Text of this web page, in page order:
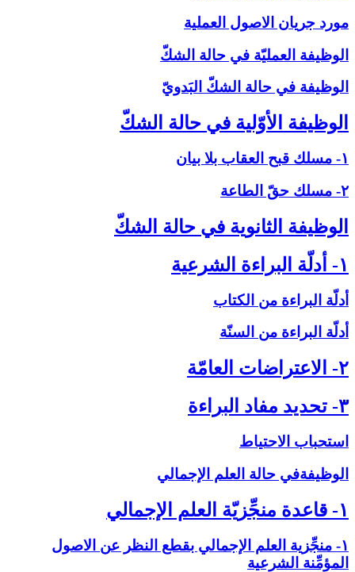
مورد جريان الاصول العملية
الوظيفة العمليّة في حالة الشكّ‏
الوظيفة في حالة الشكّ البَدويّ
الوظيفة الأوّلية في حالة الشكّ‏
۱- مسلك قبح العقاب بلا بيان
۲- مسلك حقّ الطاعة
الوظيفة الثانوية في حالة الشكّ‏
۱- أدلّة البراءة الشرعية
أدلّة البراءة من الكتاب
أدلّة البراءة من السنّة
۲- الاعتراضات العامّة
۳- تحديد مفاد البراءة
استحباب الاحتياط
الوظيفةفي حالة العلم الإجمالي‏
۱- قاعدة منجِّزيّة العلم الإجمالي‏
۱- منجِّزية العلم الإجمالي بقطع النظر عن الاصول
المؤمِّنة الشرعية